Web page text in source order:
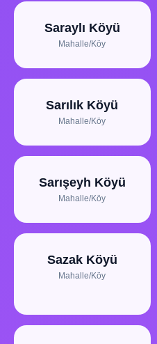
Saraylı Köyü
Mahalle/Köy
Sarılık Köyü
Mahalle/Köy
Sarışeyh Köyü
Mahalle/Köy
Sazak Köyü
Mahalle/Köy